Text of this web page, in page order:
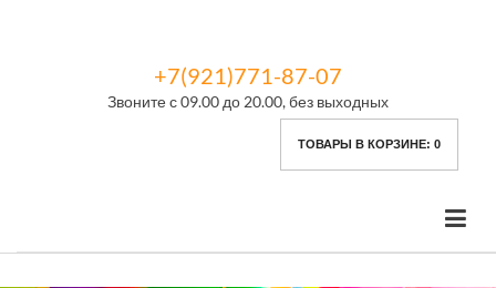
+7(921)771-87-07
Звоните с 09.00 до 20.00, без выходных
ТОВАРЫ В КОРЗИНЕ: 0